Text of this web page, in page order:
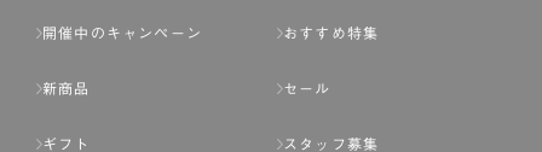
開催中のキャンペーン おすすめ特集
新商品 セール
ギフト スタッフ募集